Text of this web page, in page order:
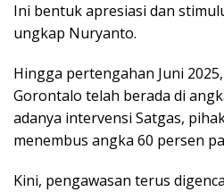
Ini bentuk apresiasi dan
ungkap Nuryanto.
Hingga pertengahan Juni
Gorontalo telah berada di
adanya intervensi Satgas,
menembus angka 60 persen
Kini, pengawasan terus